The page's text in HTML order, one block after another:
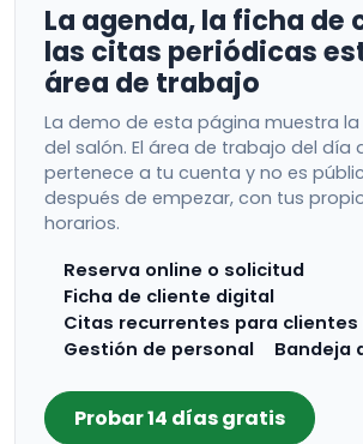
La agenda, la ficha de
las citas periódicas
área de trabajo
La demo de esta página muestra
del salón. El área de trabajo del día
pertenece a tu cuenta y no es
después de empezar, con tus
horarios.
Reserva online o solicitud
Ficha de cliente digital
Citas recurrentes para
Gestión de personal
Bandeja
Probar 14 días gratis